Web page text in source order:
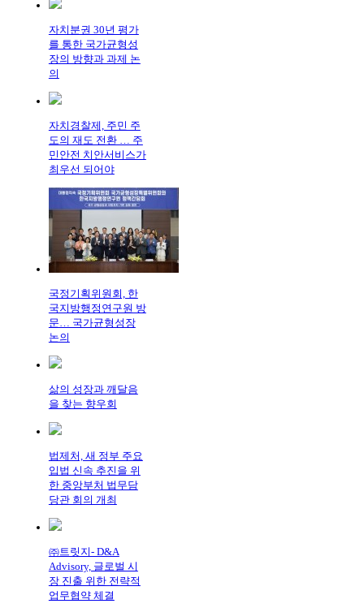
자치분권 30년 평가
를 통한 국가균형성
장의 방향과 과제 논
의
자치경찰제, 주민 주
도의 재도 전환 … 주
민안전 치안서비스가
최우선 되어야
국정기획위원회, 한
국지방행정연구원 방
문… 국가균형성장
논의
삶의 성장과 깨달음
을 찾는 향우회
법제처, 새 정부 주요
입법 신속 추진을 위
한 중앙부처 법무담
당관 회의 개최
㈜트릿지- D&A
Advisory, 글로벌 시
장 진출 위한 전략적
업무협약 체결